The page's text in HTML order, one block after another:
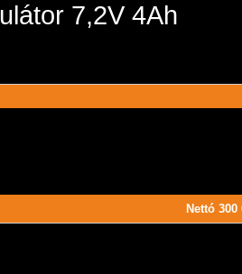
7,2V 4Ah
Nettó